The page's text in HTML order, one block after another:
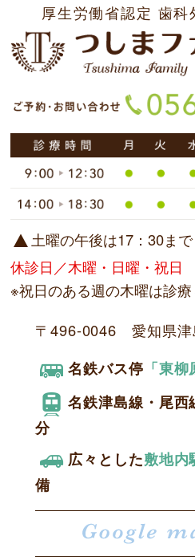
厚生労働省認定 歯
土曜の午後は17：30まで
休診日／木曜・日曜・祝日
※祝日のある週の木曜は診
〒496-0046 愛知県津
名鉄バス停 「東柳
名鉄津島線・尾西
分
広々とした敷地内
備